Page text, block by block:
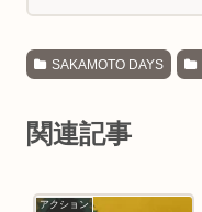
SAKAMOTO DAYS
関連記事
アクション